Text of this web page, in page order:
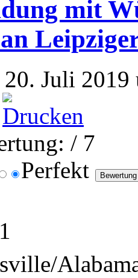
mit
20. Juli
/ 7
Perfekt